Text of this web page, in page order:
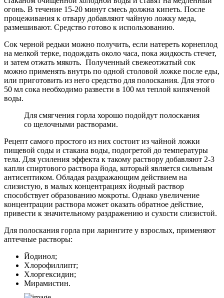
огонь. В течение 15-20 минут смесь должна кипеть. После
процеживания к отвару добавляют чайную ложку меда,
размешивают. Средство готово к использованию.
Сок черной редьки можно получить, если натереть корнеплод
на мелкой терке, подождать около часа, пока жидкость стечет,
и затем отжать мякоть. Полученный свежеотжатый сок
можно применять внутрь по одной столовой ложке после еды,
или приготовить из него средство для полоскания. Для этого
50 мл сока необходимо развести в 100 мл теплой кипяченой
воды.
Для смягчения горла хорошо подойдут полоскания
со щелочными растворами.
Рецепт самого простого из них состоит из чайной ложки
пищевой соды и стакана воды, подогретой до температуры
тела. Для усиления эффекта к такому раствору добавляют 2-3
капли спиртового раствора йода, который является сильным
антисептиком. Обладая раздражающим действием на
слизистую, в малых концентрациях йодный раствор
способствует образованию мокроты. Однако увеличение
концентрации раствора может оказать обратное действие,
привести к значительному раздражению и сухости слизистой.
Для полоскания горла при ларингите у взрослых, применяют
аптечные растворы:
Йодинол;
Хлорофиллипт;
Хлоргексидин;
Мирамистин.